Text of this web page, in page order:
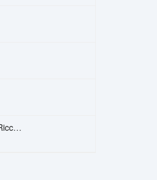
Sara Perche Ti Amo – Ricchi E Poveri